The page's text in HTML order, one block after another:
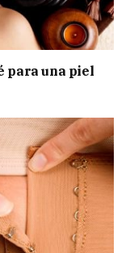
para una piel